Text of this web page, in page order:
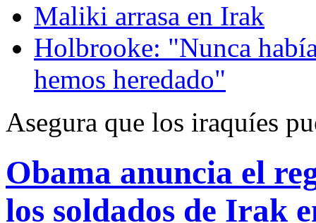
Maliki arrasa en Irak
Holbrooke: "Nunca
hemos heredado"
Asegura que los iraquíes
Obama anuncia el
los soldados de Irak